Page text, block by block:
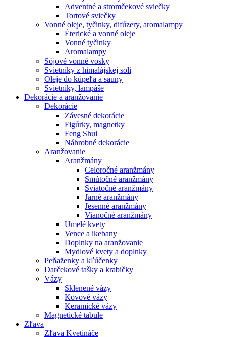
Adventné a stromčekové sviečky
Tortové sviečky
Vonné oleje, tyčinky, difúzery, aromalampy
Éterické a vonné oleje
Vonné tyčinky
Aromalampy
Sójové vonné vosky
Svietniky z himalájskej soli
Oleje do kúpeľa a sauny
Svietniky, lampáše
Dekorácie a aranžovanie
Dekorácie
Závesné dekorácie
Figúrky, magnetky
Feng Shui
Náhrobné dekorácie
Aranžovanie
Aranžmány
Celoročné aranžmány
Smútočné aranžmány
Sviatočné aranžmány
Jarné aranžmány
Jesenné aranžmány
Vianočné aranžmány
Umelé kvety
Vence a ikebany
Doplnky na aranžovanie
Mydlové kvety a doplnky
Peňaženky a kľúčenky
Darčekové tašky a krabičky
Vázy
Sklenené vázy
Kovové vázy
Keramické vázy
Magnetické tabule
Zľava
Zľava Kvetináče